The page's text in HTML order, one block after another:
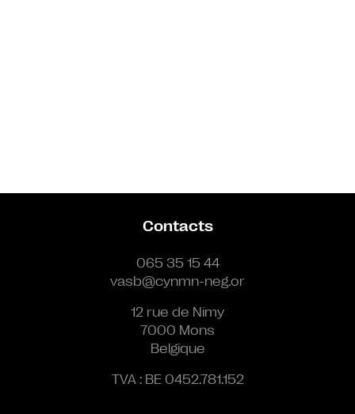
Contacts
065 35 15 44
vasb@cynmn-neg.or
12 rue de Nimy
7000 Mons
Belgique
TVA : BE 0452.781.152